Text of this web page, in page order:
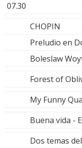
07.30
CHOPIN
Preludio en
Boleslaw
Forest of
My Funny
Buena vida -
Dos temas